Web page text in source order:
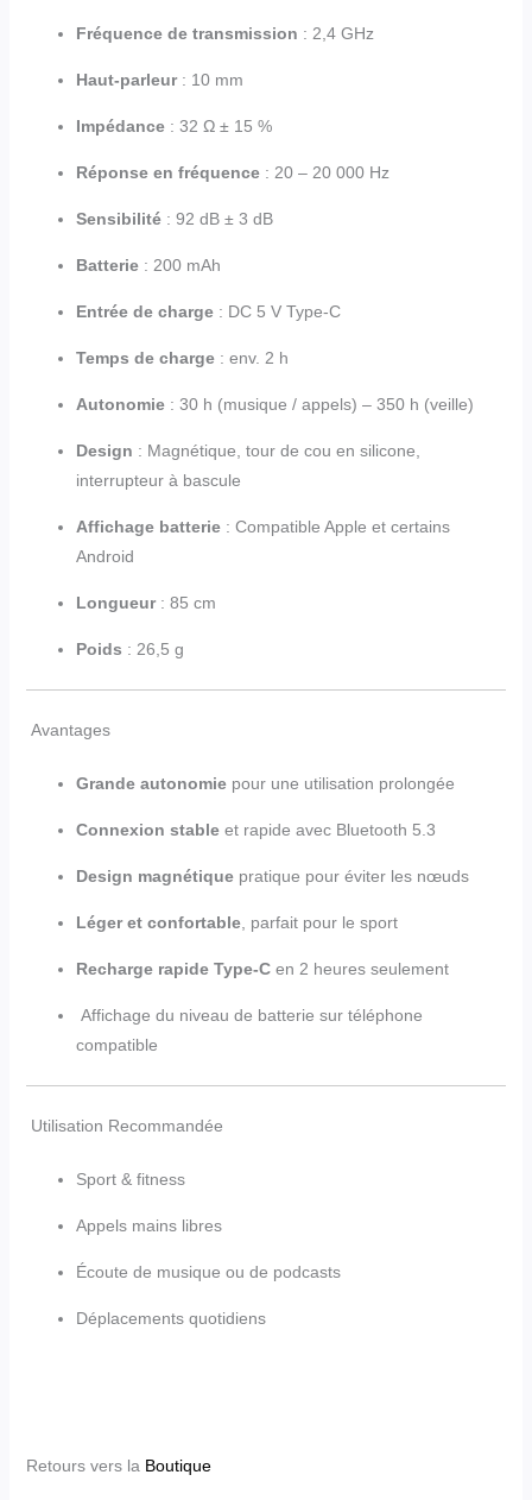
Fréquence de transmission : 2,4 GHz
Haut-parleur: 10 mm
Impédance: 32 Ω ± 15 %
Réponse en fréquence: 20 – 20 000 Hz
Sensibilité: 92 dB ± 3 dB
Batterie: 200 mAh
Entrée de charge: DC 5 V Type-C
Temps de charge: env. 2 h
Autonomie: 30 h (musique / appels) – 350 h (veille)
Design : Magnétique, tour de cou en silicone,
interrupteur à bascule
Affichage batterie: Compatible Apple et certains
Android
Longueur: 85 cm
Poids : 26,5 g
Avantages
Grande autonomiepour une utilisation prolongée
Connexion stableet rapide avec Bluetooth 5.3
Design magnétiquepratique pour éviter les nœuds
Léger et confortable, parfait pour le sport
Recharge rapide Type-Cen 2 heures seulement
Affichage du niveau de batterie sur téléphone
compatible
Utilisation Recommandée
Sport & fitness
Appels mains libres
Écoute de musique ou de podcasts
Déplacements quotidiens
Retours vers la Boutique